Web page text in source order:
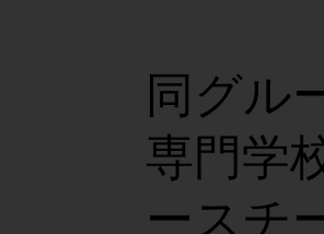
同グル
専門学
ースチ